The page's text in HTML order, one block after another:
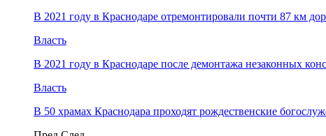
В 2021 году в Краснодаре отремонтировали почти 87 км
Власть
В 2021 году в Краснодаре после демонтажа незаконных
Власть
В 50 храмах Краснодара проходят рождественские